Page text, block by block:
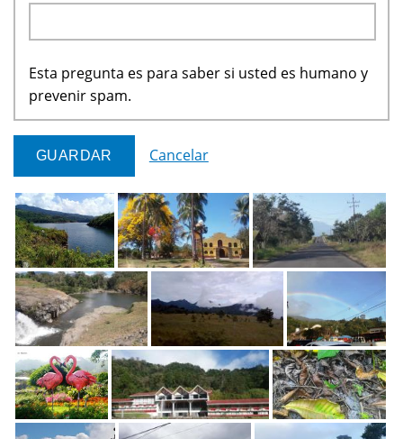
Esta pregunta es para saber si usted es humano y
prevenir spam.
Cancelar